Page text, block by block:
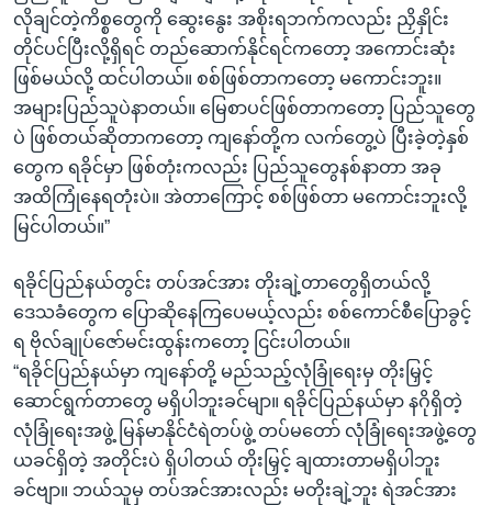
လိုချင်တဲ့ကိစ္စတွေကို ဆွေးနွေး အစိုးရဘက်ကလည်း ညှိနှိုင်း
တိုင်ပင်ပြီးလို့ရှိရင် တည်ဆောက်နိုင်ရင်ကတော့ အကောင်းဆုံး
ဖြစ်မယ်လို့ ထင်ပါတယ်။ စစ်ဖြစ်တာကတော့ မကောင်းဘူး။
အများပြည်သူပဲနာတယ်။ မြေစာပင်ဖြစ်တာကတော့ ပြည်သူတွေ
ပဲ ဖြစ်တယ်ဆိုတာကတော့ ကျနော်တို့က လက်တွေ့ပဲ ပြီးခဲ့တဲ့နှစ်
တွေက ရခိုင်မှာ ဖြစ်တုံးကလည်း ပြည်သူတွေနစ်နာတာ အခု
အထိကြုံနေရတုံးပဲ။ အဲတာကြောင့် စစ်ဖြစ်တာ မကောင်းဘူးလို့
မြင်ပါတယ်။”
ရခိုင်ပြည်နယ်တွင်း တပ်အင်အား တိုးချဲ့တာတွေရှိတယ်လို့
ဒေသခံတွေက ပြောဆိုနေကြပေမယ့်လည်း စစ်ကောင်စီပြောခွင့်
ရ ဗိုလ်ချုပ်ဇော်မင်းထွန်းကတော့ ငြင်းပါတယ်။
“ရခိုင်ပြည်နယ်မှာ ကျနော်တို့ မည်သည့်လုံခြုံရေးမှ တိုးမြှင့်
ဆောင်ရွက်တာတွေ မရှိပါဘူးခင်မျာ။ ရခိုင်ပြည်နယ်မှာ နဂိုရှိတဲ့
လုံခြုံရေးအဖွဲ့ မြန်မာနိုင်ငံရဲတပ်ဖွဲ့ တပ်မတော် လုံခြုံရေးအဖွဲ့တွေ
ယခင်ရှိတဲ့ အတိုင်းပဲ ရှိပါတယ် တိုးမြှင့် ချထားတာမရှိပါဘူး
ခင်ဗျာ။ ဘယ်သူမှ တပ်အင်အားလည်း မတိုးချဲ့ဘူး ရဲအင်အား